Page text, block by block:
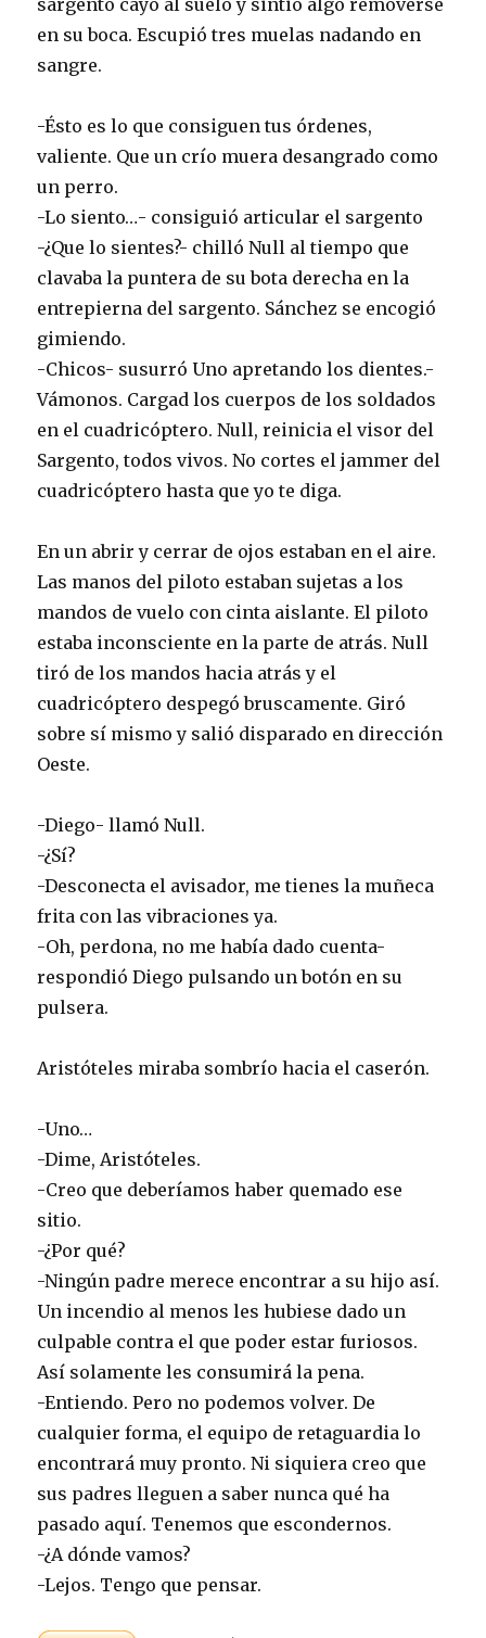
sargento cayó al suelo y sintió algo removerse
en su boca. Escupió tres muelas nadando en
sangre.
-Ésto es lo que consiguen tus órdenes,
valiente. Que un crío muera desangrado como
un perro.
-Lo siento…- consiguió articular el sargento
-¿Que lo sientes?- chilló Null al tiempo que
clavaba la puntera de su bota derecha en la
entrepierna del sargento. Sánchez se encogió
gimiendo.
-Chicos- susurró Uno apretando los dientes.-
Vámonos. Cargad los cuerpos de los soldados
en el cuadricóptero. Null, reinicia el visor del
Sargento, todos vivos. No cortes el jammer del
cuadricóptero hasta que yo te diga.
En un abrir y cerrar de ojos estaban en el aire.
Las manos del piloto estaban sujetas a los
mandos de vuelo con cinta aislante. El piloto
estaba inconsciente en la parte de atrás. Null
tiró de los mandos hacia atrás y el
cuadricóptero despegó bruscamente. Giró
sobre sí mismo y salió disparado en dirección
Oeste.
-Diego- llamó Null.
-¿Sí?
-Desconecta el avisador, me tienes la muñeca
frita con las vibraciones ya.
-Oh, perdona, no me había dado cuenta-
respondió Diego pulsando un botón en su
pulsera.
Aristóteles miraba sombrío hacia el caserón.
-Uno…
-Dime, Aristóteles.
-Creo que deberíamos haber quemado ese
sitio.
-¿Por qué?
-Ningún padre merece encontrar a su hijo así.
Un incendio al menos les hubiese dado un
culpable contra el que poder estar furiosos.
Así solamente les consumirá la pena.
-Entiendo. Pero no podemos volver. De
cualquier forma, el equipo de retaguardia lo
encontrará muy pronto. Ni siquiera creo que
sus padres lleguen a saber nunca qué ha
pasado aquí. Tenemos que escondernos.
-¿A dónde vamos?
-Lejos. Tengo que pensar.